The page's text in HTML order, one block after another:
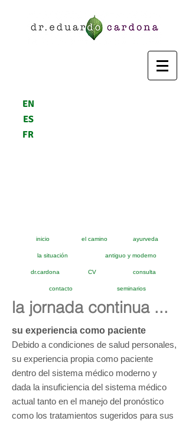
EN
ES
FR
inicio el camino ayurveda
la situación antiguo y moderno
dr.cardona CV consulta
la jornada continua ...
contacto seminarios
su experiencia como paciente
Debido a condiciones de salud personales,
su experiencia propia como paciente
dentro del sistema médico moderno y
dada la insuficiencia del sistema médico
actual tanto en el manejo del pronóstico
como los tratamientos sugeridos para sus